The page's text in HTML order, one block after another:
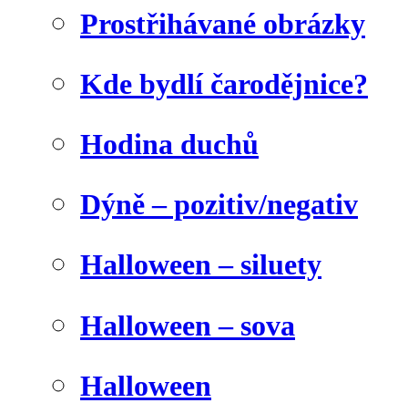
Prostřihávané obrázky
Kde bydlí čarodějnice?
Hodina duchů
Dýně – pozitiv/negativ
Halloween – siluety
Halloween – sova
Halloween